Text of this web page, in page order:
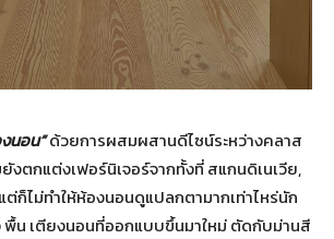
นอน”ด้วยการผสมผสานดีไซน์ระหว่างคลาส
งตกแต่งเฟอร์นิเจอร์จากทั้งที่ สแกนดิเนเวีย,
ก็ไม่ทำให้ห้องนอนดูแปลกตามากเท่าไหร่นัก
พื้น เตียงนอนที่ออกแบบขึ้นมาใหม่ ตัดกับม่านสี